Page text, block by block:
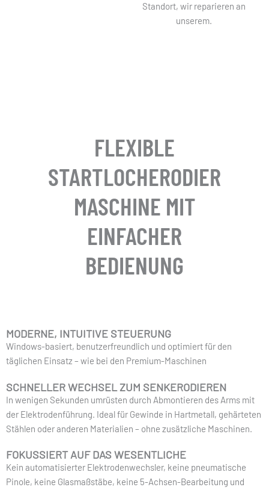
Standort, wir reparieren an
unserem.
FLEXIBLE
STARTLOCHERODIER
MASCHINE MIT
EINFACHER
BEDIENUNG
MODERNE, INTUITIVE STEUERUNG
Windows-basiert, benutzerfreundlich und optimiert für den
täglichen Einsatz – wie bei den Premium-Maschinen
SCHNELLER WECHSEL ZUM SENKERODIEREN
In wenigen Sekunden umrüsten durch Abmontieren des Arms mit
der Elektrodenführung. Ideal für Gewinde in Hartmetall, gehärteten
Stählen oder anderen Materialien – ohne zusätzliche Maschinen.
FOKUSSIERT AUF DAS WESENTLICHE
Kein automatisierter Elektrodenwechsler, keine pneumatische
Pinole, keine Glasmaßstäbe, keine 5-Achsen-Bearbeitung und